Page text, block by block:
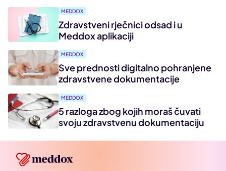
MEDDOX
Zdravstveni rječnici odsad i u
Meddox aplikaciji
MEDDOX
Sve prednosti digitalno pohranjene
zdravstvene dokumentacije
MEDDOX
5 razloga zbog kojih moraš čuvati
svoju zdravstvenu dokumentaciju